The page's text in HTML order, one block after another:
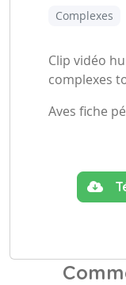
Complexes
Clip vidéo
complexes
Aves fiche